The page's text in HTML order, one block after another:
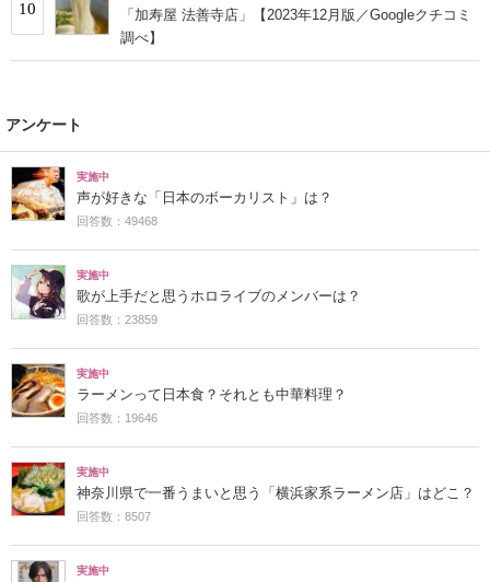
10
「加寿屋 法善寺店」【2023年12月版／Googleクチコミ
調べ】
アンケート
実施中
声が好きな「日本のボーカリスト」は？
回答数：49468
実施中
歌が上手だと思うホロライブのメンバーは？
回答数：23859
実施中
ラーメンって日本食？それとも中華料理？
回答数：19646
実施中
神奈川県で一番うまいと思う「横浜家系ラーメン店」はどこ？
回答数：8507
実施中